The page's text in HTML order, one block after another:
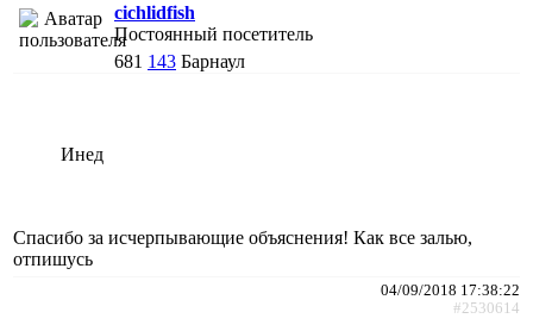
cichlidfish
Постоянный посетитель
681 143 Барнаул
Инед
Спасибо за исчерпывающие объяснения! Как все залью,
отпишусь
04/09/2018 17:38:22
#2530614